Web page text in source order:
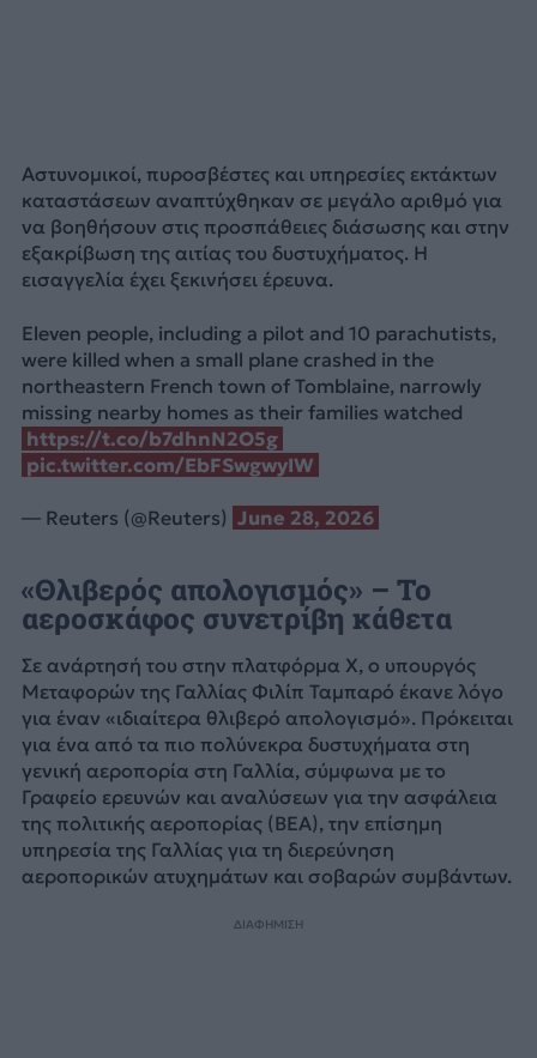
Αστυνομικοί, πυροσβέστες και υπηρεσίες εκτάκτων
καταστάσεων αναπτύχθηκαν σε μεγάλο αριθμό για
να βοηθήσουν στις προσπάθειες διάσωσης και στην
εξακρίβωση της αιτίας του δυστυχήματος. Η
εισαγγελία έχει ξεκινήσει έρευνα.
Eleven people, including a pilot and 10 parachutists,
were killed when a small ​plane crashed in the
northeastern French town of Tomblaine, narrowly
missing nearby homes as their families watched
https://t.co/b7dhnN2O5g
pic.twitter.com/EbFSwgwyIW
— Reuters (@Reuters) June 28, 2026
«Θλιβερός απολογισμός» – Το
αεροσκάφος συνετρίβη κάθετα
Σε ανάρτησή του στην πλατφόρμα X, ο υπουργός
Μεταφορών της Γαλλίας Φιλίπ Ταμπαρό έκανε λόγο
για έναν «ιδιαίτερα θλιβερό απολογισμό». Πρόκειται
για ένα από τα πιο πολύνεκρα δυστυχήματα στη
γενική αεροπορία στη Γαλλία, σύμφωνα με το
Γραφείο ερευνών και αναλύσεων για την ασφάλεια
της πολιτικής αεροπορίας (BEA), την επίσημη
υπηρεσία της Γαλλίας για τη διερεύνηση
αεροπορικών ατυχημάτων και σοβαρών συμβάντων.
ΔΙΑΦΗΜΙΣΗ